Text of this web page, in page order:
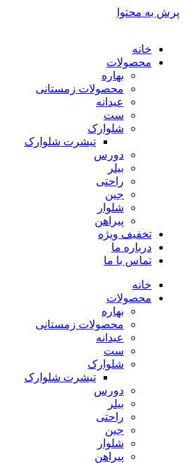
پرش به محتوا
خانه
محصولات
بهاره
محصولات زمستانی
عیدانه
ست
شلوارک
تیشرت شلوارک
دورس
بیلر
راحتی
جین
شلوار
پیراهن
تخفیف ویژه
درباره ما
تماس با ما
خانه
محصولات
بهاره
محصولات زمستانی
عیدانه
ست
شلوارک
تیشرت شلوارک
دورس
بیلر
راحتی
جین
شلوار
پیراهن